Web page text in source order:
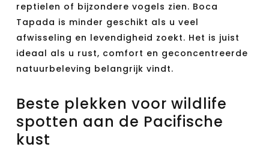
reptielen of bijzondere vogels zien. Boca
Tapada is minder geschikt als u veel
afwisseling en levendigheid zoekt. Het is juist
ideaal als u rust, comfort en geconcentreerde
natuurbeleving belangrijk vindt.
Beste plekken voor wildlife
spotten aan de Pacifische
kust